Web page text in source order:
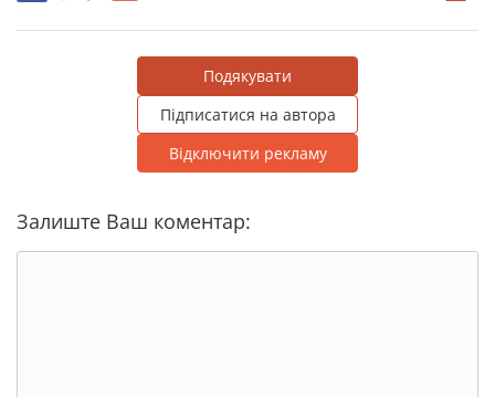
Подякувати
Підписатися на автора
Відключити рекламу
Залиште Ваш коментар: